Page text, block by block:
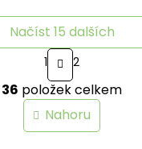
O
v
l
á
Načíst 15 dalších
S
t
r
á
n
k
o
1 2
36 položek celkem
Nahoru